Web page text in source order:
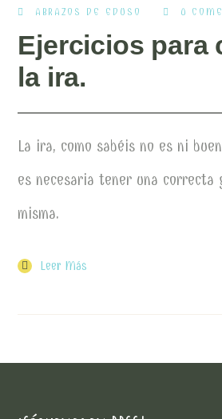
ABRAZOS DE EDUSO 0
Ejercicios para
la ira.
La ira, como sabéis no es ni
es necesaria tener una correcta
misma.
Leer Más